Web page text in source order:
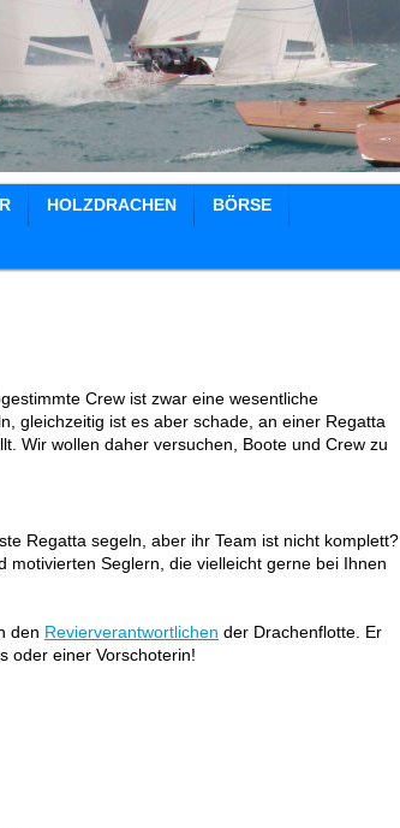
HOLZDRACHEN BÖRSE
Crew ist zwar eine wesentliche
gleichzeitig ist es aber schade, an einer Regatta
Wir wollen daher versuchen, Boote und Crew zu
Regatta segeln, aber ihr Team ist nicht komplett?
motivierten Seglern, die vielleicht gerne bei Ihnen
den Revierverantwortlichen der Drachenflotte. Er
oder einer Vorschoterin!